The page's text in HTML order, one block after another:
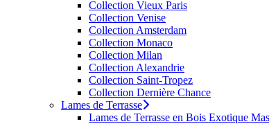
Collection Vieux Paris
Collection Venise
Collection Amsterdam
Collection Monaco
Collection Milan
Collection Alexandrie
Collection Saint-Tropez
Collection Dernière Chance
Lames de Terrasse
Lames de Terrasse en Bois Exotique